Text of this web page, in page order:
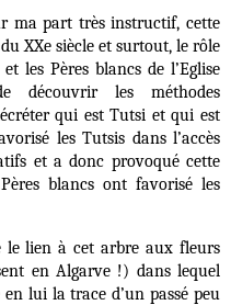
ma part très instructif, cette
XXe siècle et surtout, le rôle
les Pères blancs de l’Eglise
découvrir les méthodes
qui est Tutsi et qui est
les Tutsis dans l’accès
et a donc provoqué cette
blancs ont favorisé les
le lien à cet arbre aux fleurs
en Algarve !) dans lequel
lui la trace d’un passé peu